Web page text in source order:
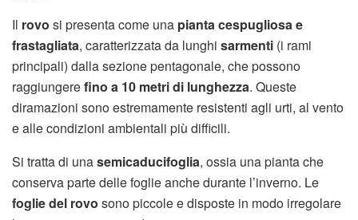
Il rovo si presenta come una pianta cespugliosa e
frastagliata, caratterizzata da lunghi sarmenti (i rami
principali) dalla sezione pentagonale, che possono
raggiungerefino a 10 metri di lunghezza. Queste
diramazioni sono estremamente resistenti agli urti, al vento
e alle condizioni ambientali più difficili.
Si tratta di unasemicaducifoglia, ossia una pianta che
conserva parte delle foglie anche durante l’inverno. Le
foglie del rovo sono piccole e disposte in modo irregolare